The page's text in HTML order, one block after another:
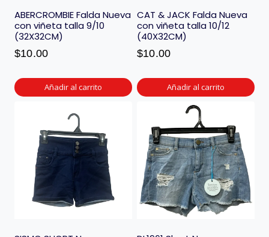
ABERCROMBIE Falda Nueva
con viñeta talla 9/10
(32X32CM)
$10.00
Añadir al carrito
CAT & JACK Falda Nueva
con viñeta talla 10/12
(40X32CM)
$10.00
Añadir al carrito